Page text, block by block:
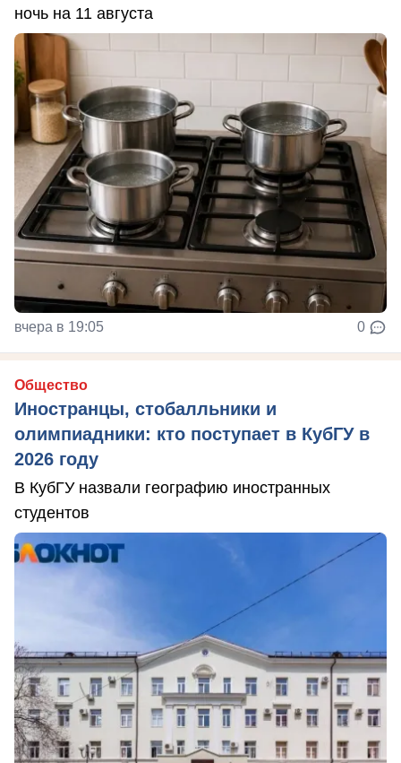
ночь на 11 августа
вчера в 19:05 0
Общество
Иностранцы, стобалльники и
олимпиадники: кто поступает в КубГУ в
2026 году
В КубГУ назвали географию иностранных
студентов